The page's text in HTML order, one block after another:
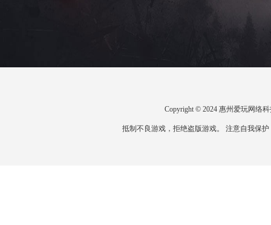
Copyright © 2024 惠州爱玩网络
抵制不良游戏，拒绝盗版游戏。 注意自我保